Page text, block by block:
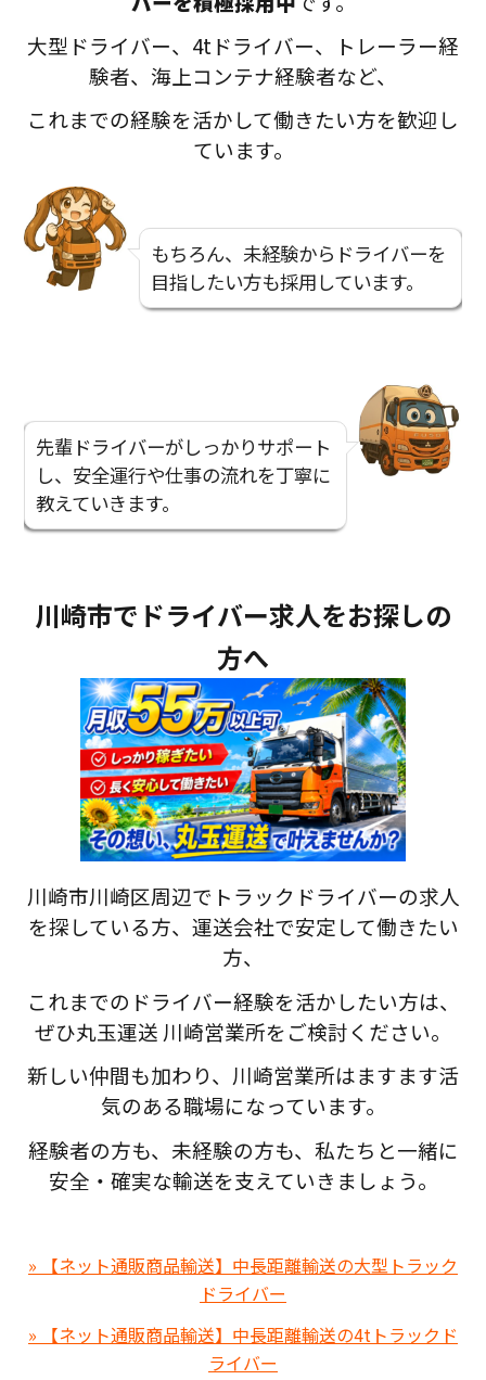
大型ドライバー、4tドライバー、トレーラー経
験者、海上コンテナ経験者など、
これまでの経験を活かして働きたい方を歓迎し
ています。
もちろん、未経験からドライバーを
目指したい方も採用しています。
先輩ドライバーがしっかりサポート
し、安全運行や仕事の流れを丁寧に
教えていきます。
川崎市でドライバー求人をお探しの
方へ
川崎市川崎区周辺でトラックドライバーの求人
を探している方、運送会社で安定して働きたい
方、
これまでのドライバー経験を活かしたい方は、
ぜひ丸玉運送 川崎営業所をご検討ください。
新しい仲間も加わり、川崎営業所はますます活
気のある職場になっています。
経験者の方も、未経験の方も、私たちと一緒に
安全・確実な輸送を支えていきましょう。
» 【ネット通販商品輸送】中長距離輸送の大型トラック
ドライバー
» 【ネット通販商品輸送】中長距離輸送の4tトラックド
ライバー